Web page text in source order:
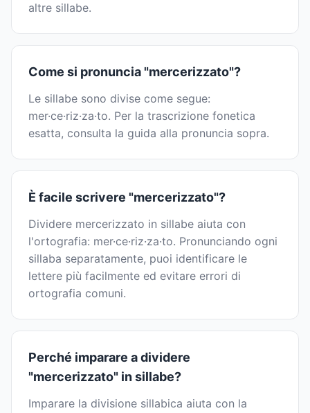
altre sillabe.
Come si pronuncia "mercerizzato"?
Le sillabe sono divise come segue:
mer·ce·riz·za·to. Per la trascrizione fonetica
esatta, consulta la guida alla pronuncia sopra.
È facile scrivere "mercerizzato"?
Dividere mercerizzato in sillabe aiuta con
l'ortografia: mer·ce·riz·za·to. Pronunciando ogni
sillaba separatamente, puoi identificare le
lettere più facilmente ed evitare errori di
ortografia comuni.
Perché imparare a dividere
"mercerizzato" in sillabe?
Imparare la divisione sillabica aiuta con la